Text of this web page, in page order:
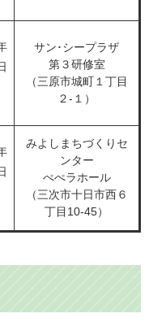
サン･シープラザ
第３研修室
（三原市城町１丁目
２-１）
みよしまちづくりセ
ンター
ぺぺラホール
（三次市十日市西６
丁目10-45）